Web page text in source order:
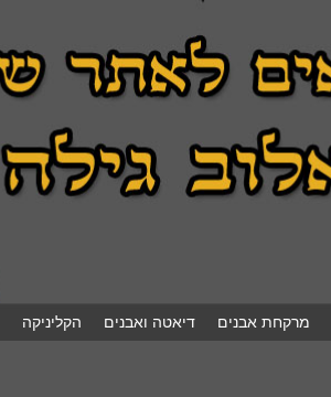
מרקחת אבנים דיאטה ואבנים הקליניקה